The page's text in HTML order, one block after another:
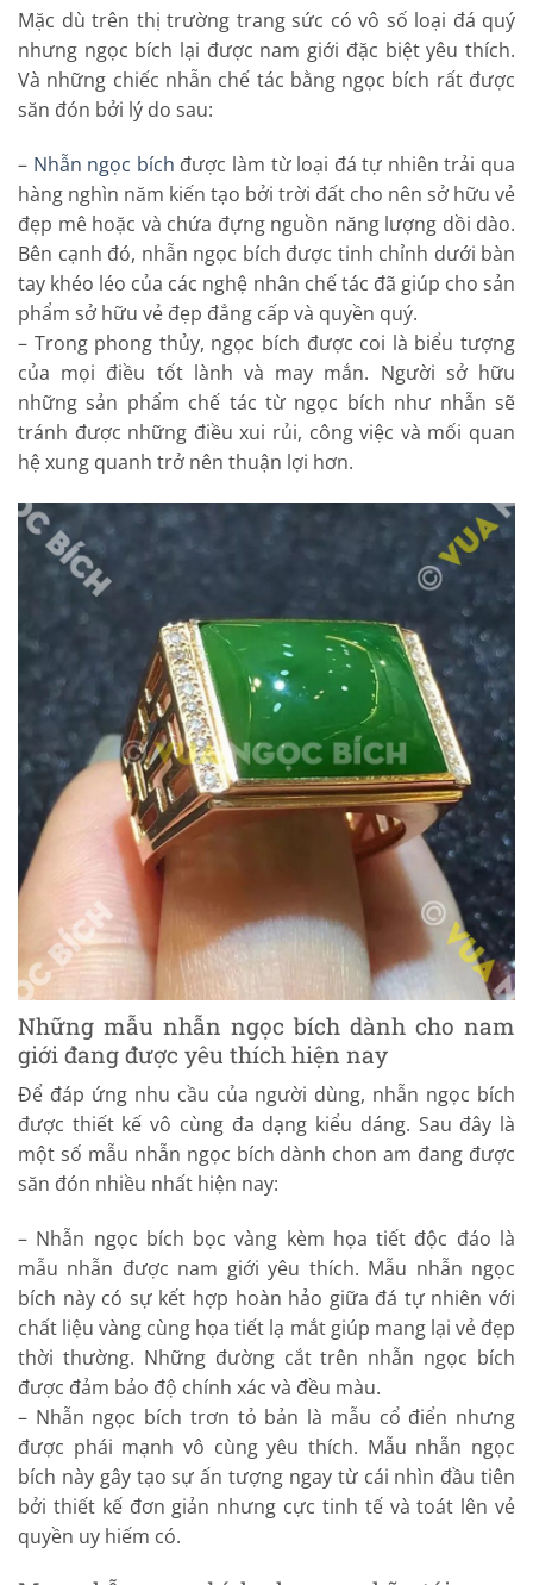
Mặc dù trên thị trường trang sức có vô số loại đá quý
nhưng ngọc bích lại được nam giới đặc biệt yêu thích.
Và những chiếc nhẫn chế tác bằng ngọc bích rất được
săn đón bởi lý do sau:
– Nhẫn ngọc bích được làm từ loại đá tự nhiên trải qua
hàng nghìn năm kiến tạo bởi trời đất cho nên sở hữu vẻ
đẹp mê hoặc và chứa đựng nguồn năng lượng dồi dào.
Bên cạnh đó, nhẫn ngọc bích được tinh chỉnh dưới bàn
tay khéo léo của các nghệ nhân chế tác đã giúp cho sản
phẩm sở hữu vẻ đẹp đẳng cấp và quyền quý.
– Trong phong thủy, ngọc bích được coi là biểu tượng
của mọi điều tốt lành và may mắn. Người sở hữu
những sản phẩm chế tác từ ngọc bích như nhẫn sẽ
tránh được những điều xui rủi, công việc và mối quan
hệ xung quanh trở nên thuận lợi hơn.
Những mẫu nhẫn ngọc bích dành cho nam
giới đang được yêu thích hiện nay
Để đáp ứng nhu cầu của người dùng, nhẫn ngọc bích
được thiết kế vô cùng đa dạng kiểu dáng. Sau đây là
một số mẫu nhẫn ngọc bích dành chon am đang được
săn đón nhiều nhất hiện nay:
– Nhẫn ngọc bích bọc vàng kèm họa tiết độc đáo là
mẫu nhẫn được nam giới yêu thích. Mẫu nhẫn ngọc
bích này có sự kết hợp hoàn hảo giữa đá tự nhiên với
chất liệu vàng cùng họa tiết lạ mắt giúp mang lại vẻ đẹp
thời thường. Những đường cắt trên nhẫn ngọc bích
được đảm bảo độ chính xác và đều màu.
– Nhẫn ngọc bích trơn tỏ bản là mẫu cổ điển nhưng
được phái mạnh vô cùng yêu thích. Mẫu nhẫn ngọc
bích này gây tạo sự ấn tượng ngay từ cái nhìn đầu tiên
bởi thiết kế đơn giản nhưng cực tinh tế và toát lên vẻ
quyền uy hiếm có.